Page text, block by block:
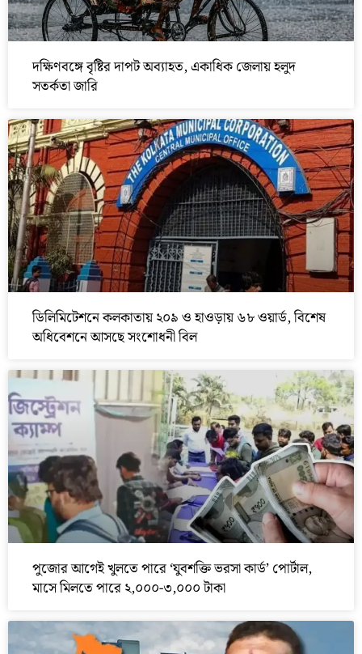
দক্ষিণবঙ্গে বৃষ্টির দাপট অব্যাহত, একাধিক জেলায় হলুদ
সতর্কতা জারি
ডিলিমিটেশনে কলকাতায় ২০৯ ও হাওড়ায় ৬৮ ওয়ার্ড, বিশেষ
অধিবেশনে আসছে সংশোধনী বিল
পুজোর আগেই খুলতে পারে ‘যুবশক্তি ভরসা কার্ড’ পোর্টাল,
মাসে মিলতে পারে ২,০০০-৩,০০০ টাকা